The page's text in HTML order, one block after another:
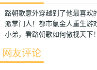
路朝歌意外穿越到了他最喜欢
派掌门人！都市氪金人重生游
小弟，看路朝歌如何傲视天下！
网友评论